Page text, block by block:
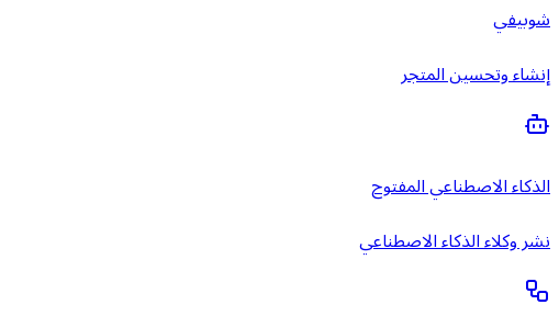
شوبيفي
إنشاء وتحسين المتجر
الذكاء الاصطناعي المفتوح
نشر وكلاء الذكاء الاصطناعي